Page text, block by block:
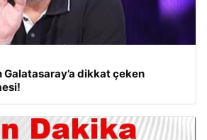
Galatasaray’a dikkat çeken